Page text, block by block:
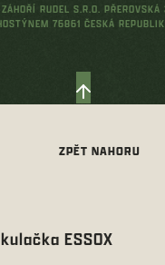
RUDEL S.R.O.
76861 ČESKÁ
ESSOX